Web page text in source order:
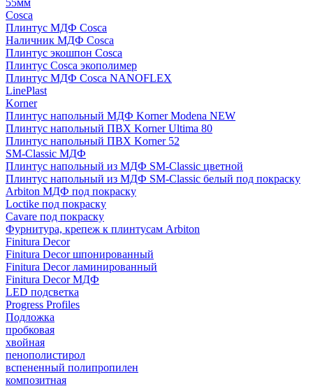
55мм
Cosca
Плинтус МДФ Cosca
Наличник МДФ Cosca
Плинтус экошпон Cosca
Плинтус Cosca экополимер
Плинтус МДФ Cosca NANOFLEX
LinePlast
Korner
Плинтус напольный МДФ Korner Modena NEW
Плинтус напольный ПВХ Korner Ultima 80
Плинтус напольный ПВХ Korner 52
SM-Classic МДФ
Плинтус напольный из МДФ SM-Classic цветной
Плинтус напольный из МДФ SM-Classic белый под покраску
Arbiton МДФ под покраску
Loctike под покраску
Cavare под покраску
Фурнитура, крепеж к плинтусам Arbiton
Finitura Decor
Finitura Decor шпонированный
Finitura Decor ламинированный
Finitura Decor МДФ
LED подсветка
Progress Profiles
Подложка
пробковая
хвойная
пенополистирол
вспененный полипропилен
композитная